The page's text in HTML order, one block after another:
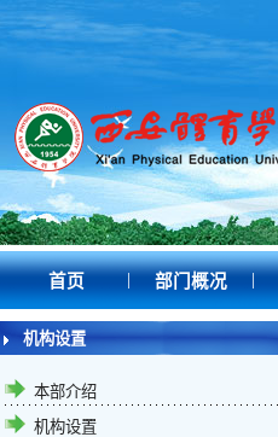
首页 | 部门概况 |
机构设置
本部介绍
机构设置